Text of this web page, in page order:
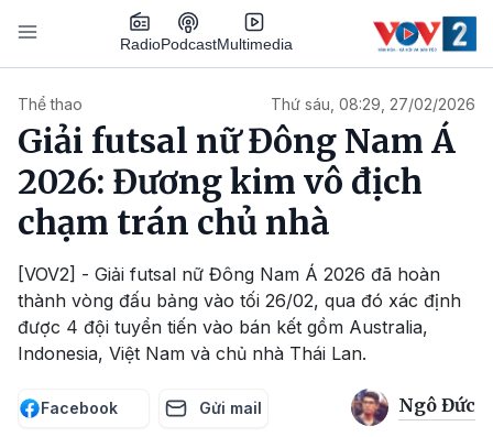
Nhảy đến nội dung
RadioPodcastMultimedia
Thể thao Thứ sáu, 08:29, 27/02/2026
Giải futsal nữ Đông Nam Á
2026: Đương kim vô địch
chạm trán chủ nhà
[VOV2] - Giải futsal nữ Đông Nam Á 2026 đã hoàn
thành vòng đấu bảng vào tối 26/02, qua đó xác định
được 4 đội tuyển tiến vào bán kết gồm Australia,
Indonesia, Việt Nam và chủ nhà Thái Lan.
Facebook Gửi mail Ngô Đức